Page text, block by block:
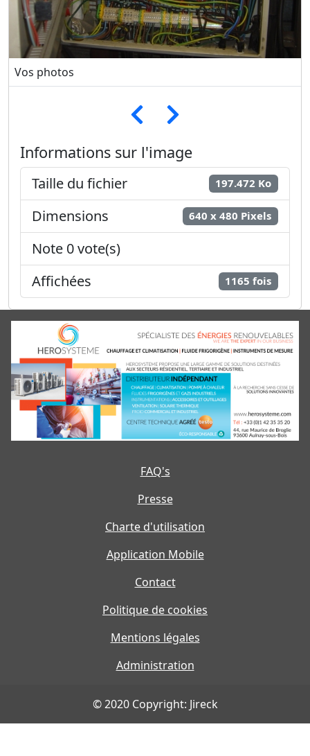
Vos photos
Informations sur l'image
Taille du fichier 197.472 Ko
Dimensions 640 x 480 Pixels
Note 0 vote(s)
Affichées
1165 fois
FAQ's
Presse
Charte d'utilisation
Application Mobile
Contact
Politique de cookies
Mentions légales
Administration
© 2020 Copyright: Jireck